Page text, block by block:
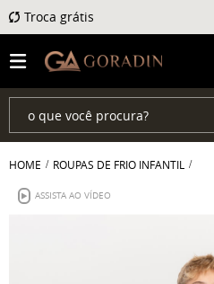
Troca grátis
HOME ROUPAS DE FRIO INFANTIL
ASSISTA AO VÍDEO